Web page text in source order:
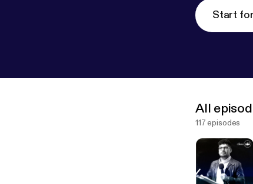
Start
All
117 episodes